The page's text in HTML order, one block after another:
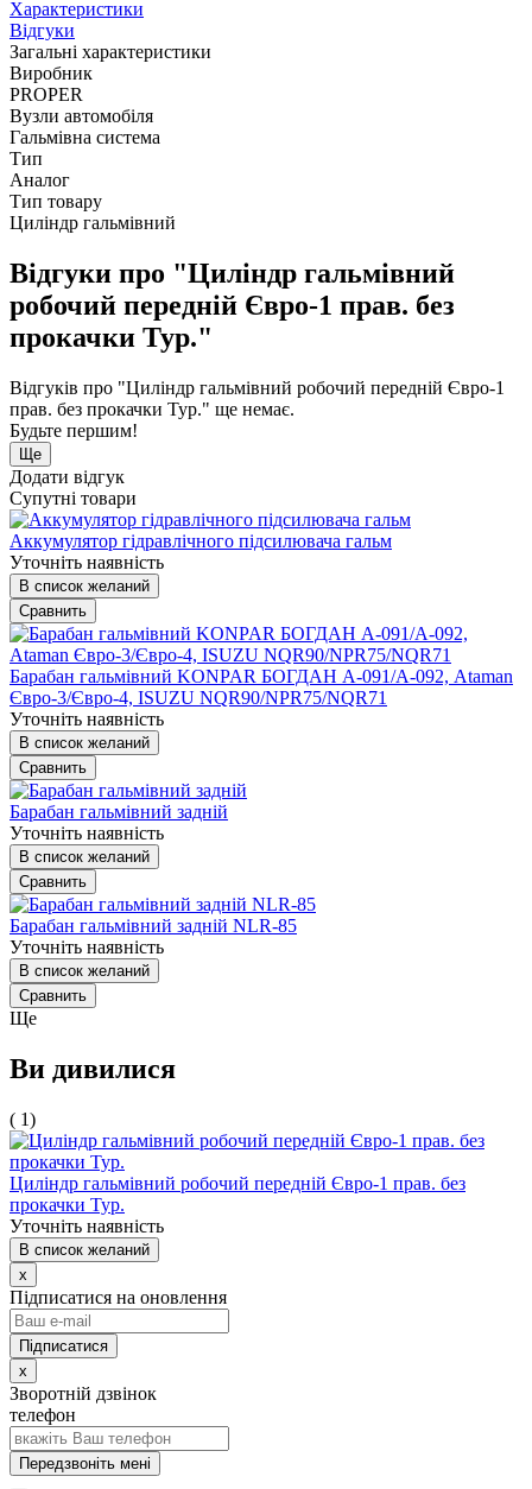
Характеристики
Відгуки
Загальні характеристики
Виробник
PROPER
Вузли автомобіля
Гальмівна система
Тип
Аналог
Тип товару
Циліндр гальмівний
Відгуки про "Цилiндр гальмiвний
робочий передній Євро-1 прав. без
прокачки Тур."
Відгуків про "Цилiндр гальмiвний робочий передній Євро-1
прав. без прокачки Тур." ще немає.
Будьте першим!
Ще
Додати відгук
Супутні товари
Аккумулятор гідравлічного підсилювача гальм
Уточніть наявність
В список желаний
Сравнить
Барабан гальмівний KONPAR БОГДАН А-091/А-092, Ataman
Євро-3/Євро-4, ISUZU NQR90/NPR75/NQR71
Уточніть наявність
В список желаний
Сравнить
Барабан гальмівний задній
Уточніть наявність
В список желаний
Сравнить
Барабан гальмівний задній NLR-85
Уточніть наявність
В список желаний
Сравнить
Ще
Ви дивилися
( 1)
Цилiндр гальмiвний робочий передній Євро-1 прав. без
прокачки Тур.
Уточніть наявність
В список желаний
x
Підписатися на оновлення
x
Зворотній дзвінок
телефон
Передзвоніть мені